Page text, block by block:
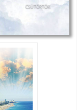
CSÜTÖRTÖK